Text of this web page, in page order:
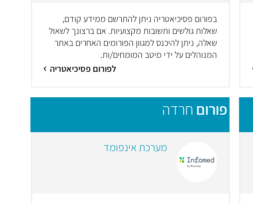
בפורום פסיכיאטריה ניתן להתרשם ממידע קודם,
שאלות גולשים ותשובות מקצועיות. אם ברצונך לשאול
שאלה, ניתן להיכנס למגוון הפורומים האחרים באתר
המנוהלים על ידי מיטב המומחים/ות.
לפורום פסיכיאטריה
פורום חרדה
מערכת אינפומד